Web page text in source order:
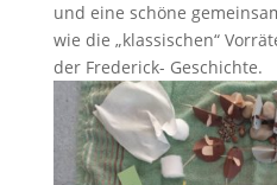
und eine schöne
wie die „klassischen“
der Frederick- Geschichte.